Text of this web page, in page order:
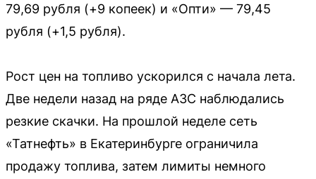
79,69 рубля (+9 копеек) и «Опти» — 79,45
рубля (+1,5 рубля).
Рост цен на топливо ускорился с начала лета.
Две недели назад на ряде АЗС наблюдались
резкие скачки. На прошлой неделе сеть
«Татнефть» в Екатеринбурге ограничила
продажу топлива, затем лимиты немного